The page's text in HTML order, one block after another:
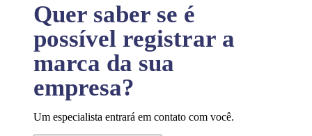
Quer saber se é
possível registrar a
marca da sua
empresa?
Um especialista entrará em contato com você.